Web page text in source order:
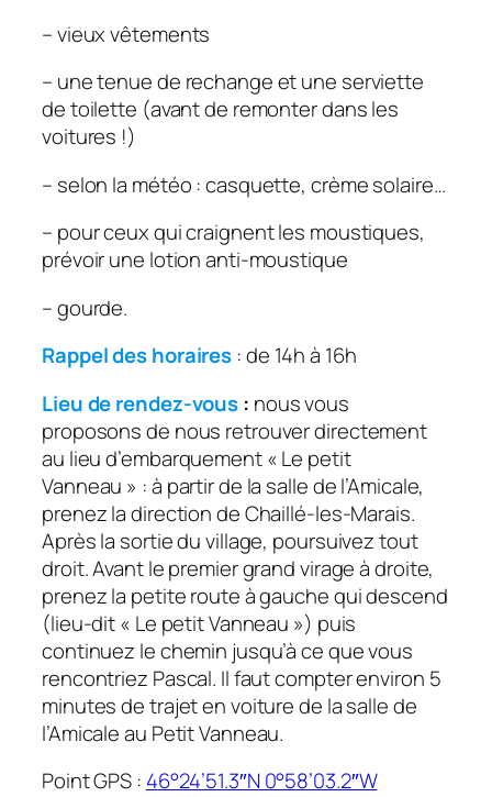
– vieux vêtements
– une tenue de rechange et une serviette
de toilette (avant de remonter dans les
voitures !)
– selon la météo : casquette, crème solaire…
– pour ceux qui craignent les moustiques,
prévoir une lotion anti-moustique
– gourde.
Rappel des horaires : de 14h à 16h
Lieu de rendez-vous : nous vous
proposons de nous retrouver directement
au lieu d’embarquement « Le petit
Vanneau » : à partir de la salle de l’Amicale,
prenez la direction de Chaillé-les-Marais.
Après la sortie du village, poursuivez tout
droit. Avant le premier grand virage à droite,
prenez la petite route à gauche qui descend
(lieu-dit « Le petit Vanneau ») puis
continuez le chemin jusqu’à ce que vous
rencontriez Pascal. Il faut compter environ 5
minutes de trajet en voiture de la salle de
l’Amicale au Petit Vanneau.
Point GPS : 46°24’51.3″N 0°58’03.2″W